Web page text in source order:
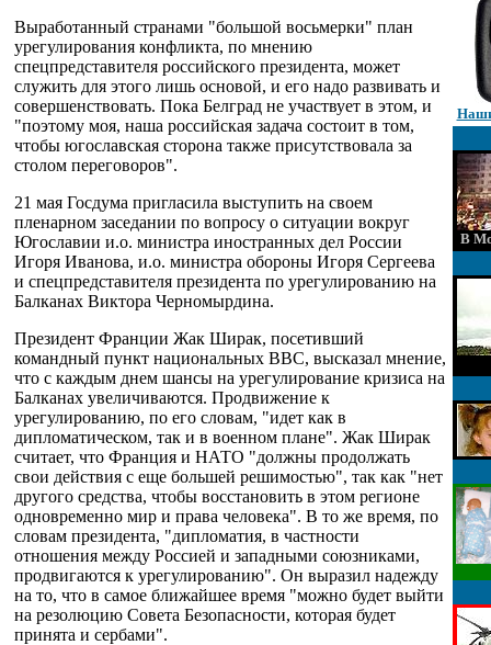
Выработанный странами "большой восьмерки" план
урегулирования конфликта, по мнению
спецпредставителя российского президента, может
служить для этого лишь основой, и его надо развивать и
совершенствовать. Пока Белград не участвует в этом, и
"поэтому моя, наша российская задача состоит в том,
чтобы югославская сторона также присутствовала за
столом переговоров".
21 мая Госдума пригласила выступить на своем
пленарном заседании по вопросу о ситуации вокруг
Югославии и.о. министра иностранных дел России
Игоря Иванова, и.о. министра обороны Игоря Сергеева
и спецпредставителя президента по урегулированию на
Балканах Виктора Черномырдина.
Президент Франции Жак Ширак, посетивший
командный пункт национальных ВВС, высказал мнение,
что с каждым днем шансы на урегулирование кризиса на
Балканах увеличиваются. Продвижение к
урегулированию, по его словам, "идет как в
дипломатическом, так и в военном плане". Жак Ширак
считает, что Франция и НАТО "должны продолжать
свои действия с еще большей решимостью", так как "нет
другого средства, чтобы восстановить в этом регионе
одновременно мир и права человека". В то же время, по
словам президента, "дипломатия, в частности
отношения между Россией и западными союзниками,
продвигаются к урегулированию". Он выразил надежду
на то, что в самое ближайшее время "можно будет выйти
на резолюцию Совета Безопасности, которая будет
принята и сербами".
В